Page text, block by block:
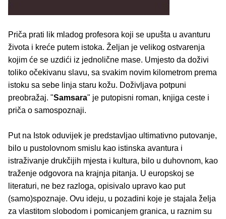
Priča prati lik mladog profesora koji se upušta u avanturu
života i kreće putem istoka. Željan je velikog ostvarenja
kojim će se uzdići iz jednolične mase. Umjesto da doživi
toliko očekivanu slavu, sa svakim novim kilometrom prema
istoku sa sebe linja staru kožu. Doživljava potpuni
preobražaj. "Samsara" je putopisni roman, knjiga ceste i
priča o samospoznaji.
Put na Istok oduvijek je predstavljao ultimativno putovanje,
bilo u pustolovnom smislu kao istinska avantura i
istraživanje drukčijih mjesta i kultura, bilo u duhovnom, kao
traženje odgovora na krajnja pitanja. U europskoj se
literaturi, ne bez razloga, opisivalo upravo kao put
(samo)spoznaje. Ovu ideju, u pozadini koje je stajala želja
za vlastitom slobodom i pomicanjem granica, u raznim su